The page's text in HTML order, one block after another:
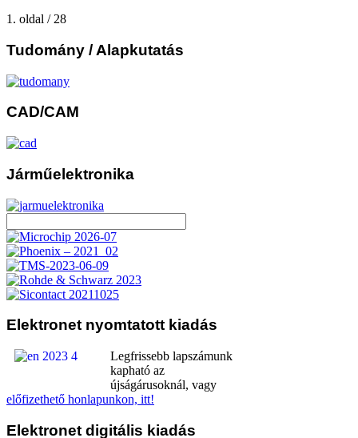
1. oldal / 28
Tudomány / Alapkutatás
CAD/CAM
Járműelektronika
Elektronet nyomtatott kiadás
Legfrissebb lapszámunk
kapható az
újságárusoknál, vagy
előfizethető honlapunkon, itt!
Elektronet digitális kiadás